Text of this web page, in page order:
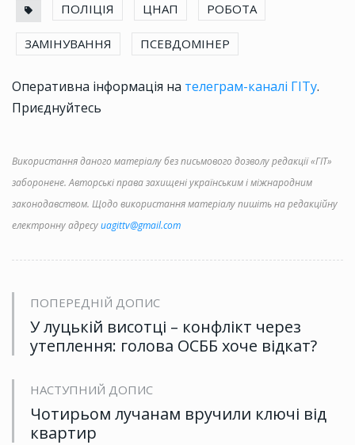
ПОЛІЦІЯ ЦНАП РОБОТА
ЗАМІНУВАННЯ ПСЕВДОМІНЕР
Оперативна інформація на телеграм-каналі ГІТу.
Приєднуйтесь
Використання даного матеріалу без письмового дозволу редакції «ГІТ»
заборонене. Авторські права захищені українським і міжнародним
законодавством. Щодо використання матеріалу пишіть на редакційну
електронну адресуuagittv@gmail.com
ПОПЕРЕДНІЙ ДОПИС
У луцькій висотці – конфлікт через
утеплення: голова ОСББ хоче відкат?
НАСТУПНИЙ ДОПИС
Чотирьом лучанам вручили ключі від
квартир